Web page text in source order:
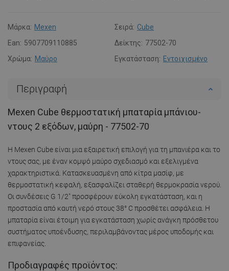
Μάρκα: Mexen Σειρά: Cube
Ean: 5907709110885 Δείκτης: 77502-70
Χρώμα: Μαύρο Εγκατάσταση: Εντοιχισμένο
Περιγραφή
Mexen Cube θερμοστατική μπαταρία μπάνιου-
ντους 2 εξόδων, μαύρη - 77502-70
Η Mexen Cube είναι μια εξαιρετική επιλογή για τη μπανιέρα και το
ντους σας, με έναν κομψό μαύρο σχεδιασμό και εξελιγμένα
χαρακτηριστικά. Κατασκευασμένη από κίτρα μασίφ, με
θερμοστατική κεφαλή, εξασφαλίζει σταθερή θερμοκρασία νερού.
Οι συνδέσεις G 1/2" προσφέρουν εύκολη εγκατάσταση, και η
προστασία από καυτή νερό στους 38° C προσθέτει ασφάλεια. Η
μπαταρία είναι έτοιμη για εγκατάσταση χωρίς ανάγκη πρόσθετου
συστήματος υποένδυσης, περιλαμβάνοντας μέρος υποδομής και
επιφανείας.
Προδιαγραφές προϊόντος: